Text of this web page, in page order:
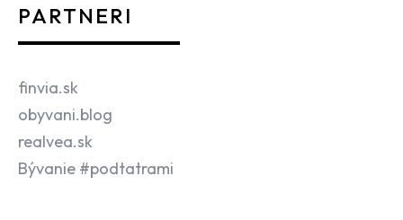
PARTNERI
finvia.sk
obyvani.blog
realvea.sk
Bývanie #podtatrami